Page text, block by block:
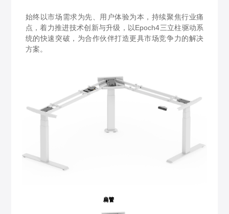
始终以市场需求为先、用户体验为本，持续聚焦行业痛
点，着力推进技术创新与升级，以Epoch4三立柱驱动系
统的快速突破，为合作伙伴打造更具市场竞争力的解决
方案。